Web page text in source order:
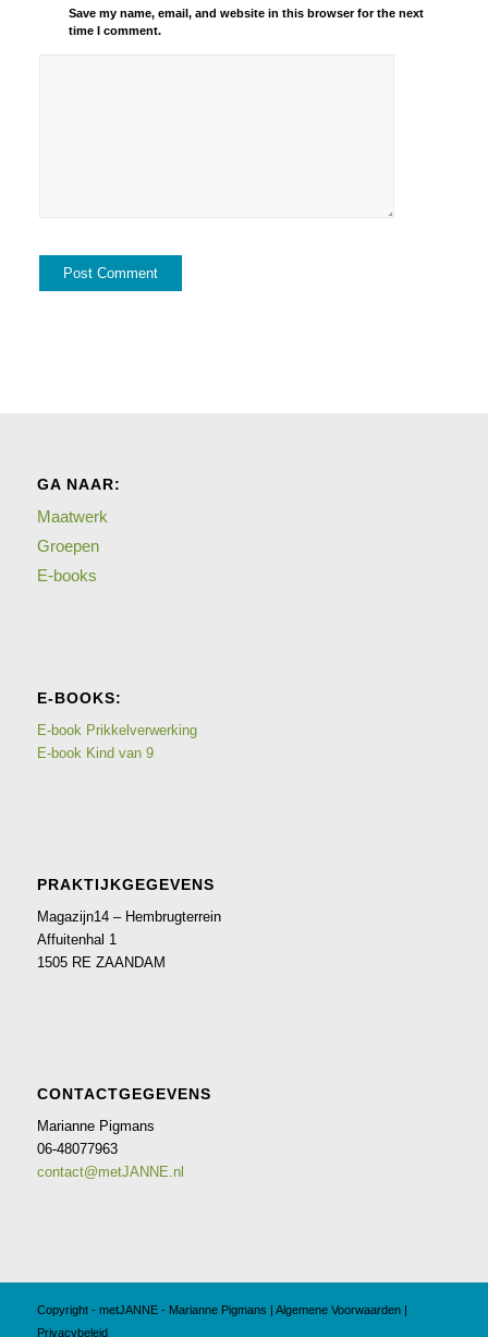
Save my name, email, and website in this browser for the next
time I comment.
GA NAAR:
Maatwerk
Groepen
E-books
E-BOOKS:
E-book Prikkelverwerking
E-book Kind van 9
PRAKTIJKGEGEVENS
Magazijn14 – Hembrugterrein
Affuitenhal 1
1505 RE ZAANDAM
CONTACTGEGEVENS
Marianne Pigmans
06-48077963
contact@metJANNE.nl
Copyright - metJANNE - Marianne Pigmans | Algemene Voorwaarden|
Privacybeleid